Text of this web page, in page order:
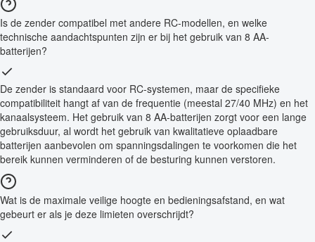
Is de zender compatibel met andere RC-modellen, en welke
technische aandachtspunten zijn er bij het gebruik van 8 AA-
batterijen?
De zender is standaard voor RC-systemen, maar de specifieke
compatibiliteit hangt af van de frequentie (meestal 27/40 MHz) en het
kanaalsysteem. Het gebruik van 8 AA-batterijen zorgt voor een lange
gebruiksduur, al wordt het gebruik van kwalitatieve oplaadbare
batterijen aanbevolen om spanningsdalingen te voorkomen die het
bereik kunnen verminderen of de besturing kunnen verstoren.
Wat is de maximale veilige hoogte en bedieningsafstand, en wat
gebeurt er als je deze limieten overschrijdt?